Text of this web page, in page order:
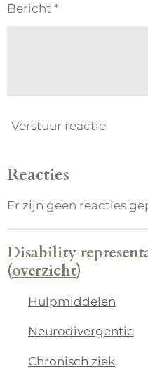
Bericht *
Verstuur reactie
Reacties
Er zijn geen reacties
Disability
(overzicht)
Hulpmiddelen
Neurodivergentie
Chronisch ziek